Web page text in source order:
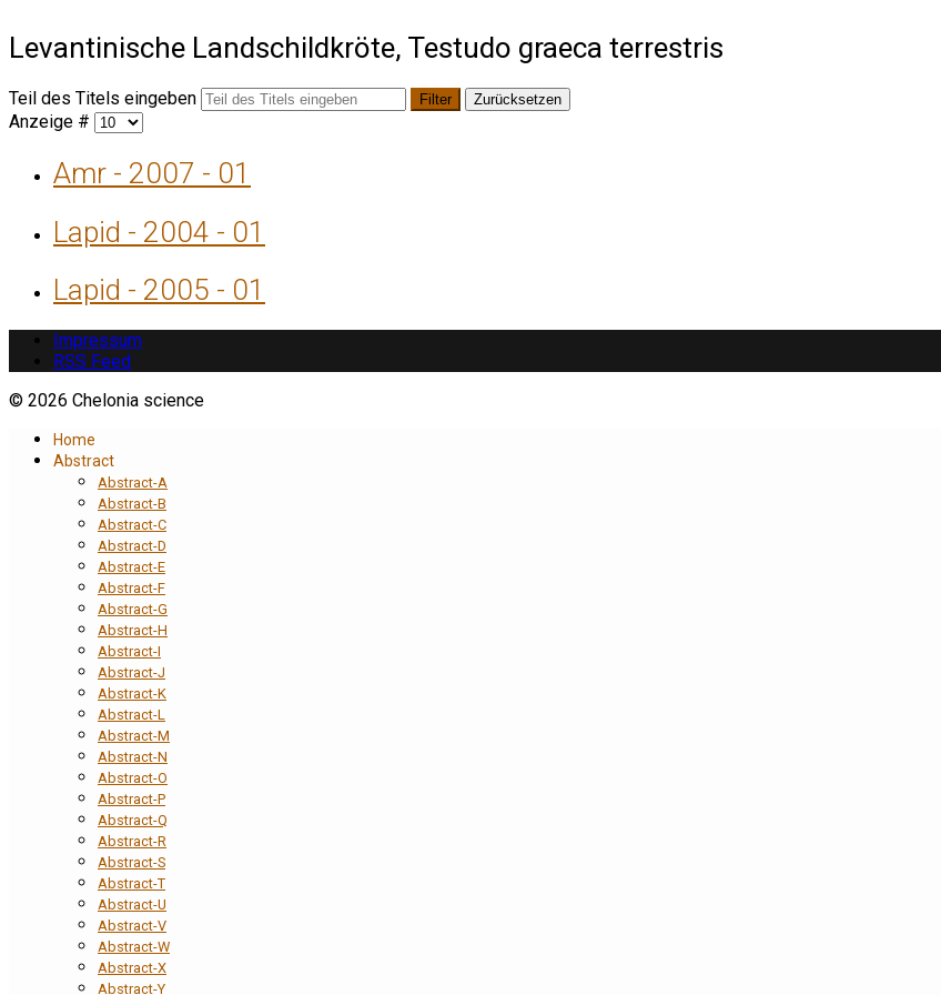
Levantinische Landschildkröte, Testudo graeca terrestris
Teil des Titels eingeben Filter Zurücksetzen
Anzeige #
Amr - 2007 - 01
Lapid - 2004 - 01
Lapid - 2005 - 01
Impressum
RSS Feed
© 2026 Chelonia science
Home
Abstract
Abstract-A
Abstract-B
Abstract-C
Abstract-D
Abstract-E
Abstract-F
Abstract-G
Abstract-H
Abstract-I
Abstract-J
Abstract-K
Abstract-L
Abstract-M
Abstract-N
Abstract-O
Abstract-P
Abstract-Q
Abstract-R
Abstract-S
Abstract-T
Abstract-U
Abstract-V
Abstract-W
Abstract-X
Abstract-Y